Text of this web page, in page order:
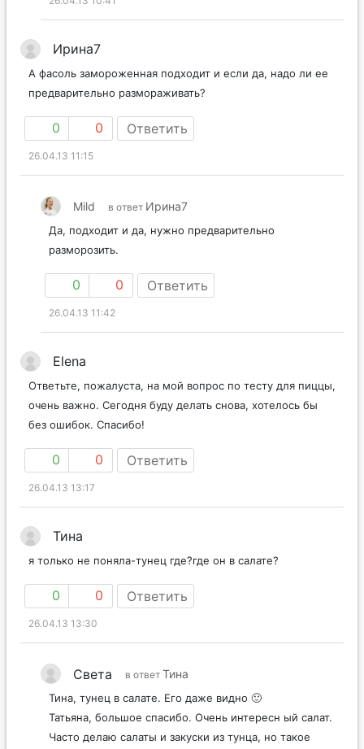
Ирина7
А фасоль замороженная подходит и если да, надо ли ее
предварительно размораживать?
0 0 Ответить
26.04.13 11:15
Mild в ответ Ирина7
Да, подходит и да, нужно предварительно
разморозить.
0 0 Ответить
26.04.13 11:42
Elena
Ответьте, пожалуста, на мой вопрос по тесту для пиццы,
очень важно. Сегодня буду делать снова, хотелось бы
без ошибок. Спасибо!
0 0 Ответить
26.04.13 13:17
Тина
я только не поняла-тунец где?где он в салате?
0 0 Ответить
26.04.13 13:30
Света в ответ Тина
Тина, тунец в салате. Его даже видно 🙂
Татьяна, большое спасибо. Очень интересн ый салат.
Часто делаю салаты и закуски из тунца, но такое